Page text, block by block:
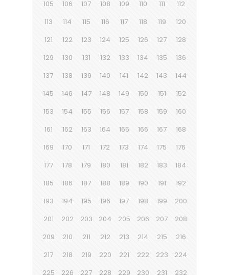
105 106 107 108 109 110 111
112
113
114 115 116 117 118 119
120
121
122 123 124 125 126 127
128
129
130 131 132 133 134 135
136
137
138 139 140 141 142 143
144
145
146 147 148 149 150 151
152
153
154 155 156 157 158 159
160
161
162 163 164 165 166 167
168
169
170 171 172 173 174 175
176
177
178 179 180 181 182 183
184
185
186 187 188 189 190 191
192
193
194 195 196 197 198 199
200
201
202 203 204 205 206 207
208
209
210 211 212 213 214 215
216
217
218 219 220 221 222 223
224
225
226 227 228 229 230 231
232